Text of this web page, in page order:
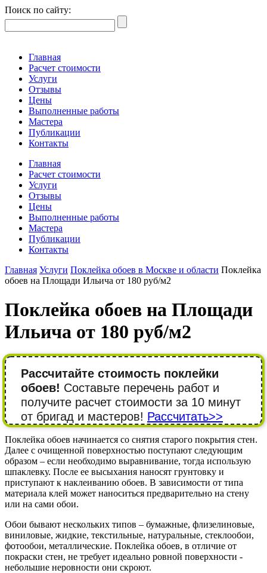
Поиск по сайту:
Главная
Расчет стоимости
Услуги
Отзывы
Цены
Выполненные работы
Мастера
Публикации
Контакты
Главная
Расчет стоимости
Услуги
Отзывы
Цены
Выполненные работы
Мастера
Публикации
Контакты
Главная Услуги Поклейка обоев в Москве и области Поклейка
обоев на Площади Ильича от 180 руб/м2
Поклейка обоев на Площади
Ильича от 180 руб/м2
Рассчитайте стоимость поклейки
обоев! Составьте перечень работ и
получите расчет стоимости за 10 минут
от бригад и мастеров! Рассчитать>>
Поклейка обоев начинается со снятия старого покрытия стен.
Далее с очищенной поверхностью поступают следующим
образом – если необходимо выравнивание, тогда использую
шпаклевку. После ее высыхания наносят грунтовку и
приступают к наклеиванию обоев. В зависимости от типа
материала клей может наноситься предварительно на стену
или на сами обои.
Обои бывают нескольких типов – бумажные, флизелиновые,
виниловые, жидкие, текстильные, натуральные, стеклообои,
фотообои, металлические. Поклейка обоев, в отличие от
покраски стен, не требует идеально ровной поверхности -
небольшие неровности они скроют.